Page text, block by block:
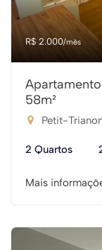
R$ 2.000/mês
58m²
Petit-
2 Quartos
Mais